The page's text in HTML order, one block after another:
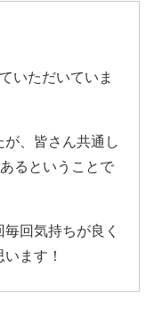
いただいていま
、皆さん共通し
るということで
回気持ちが良く
ます！